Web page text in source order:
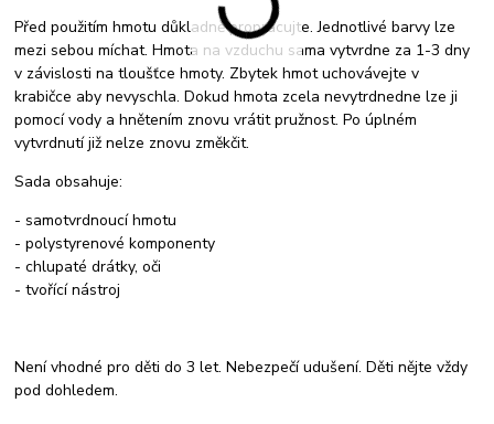
Před použitím hmotu důkladně propracujte. Jednotlivé barvy lze
mezi sebou míchat. Hmota na vzduchu sama vytvrdne za 1-3 dny
v závislosti na tloušťce hmoty. Zbytek hmot uchovávejte v
krabičce aby nevyschla. Dokud hmota zcela nevytrdnedne lze ji
pomocí vody a hnětením znovu vrátit pružnost. Po úplném
vytvrdnutí již nelze znovu změkčit.
Sada obsahuje:
- samotvrdnoucí hmotu
- polystyrenové komponenty
- chlupaté drátky, oči
- tvořící nástroj
Není vhodné pro děti do 3 let. Nebezpečí udušení. Děti nějte vždy
pod dohledem.